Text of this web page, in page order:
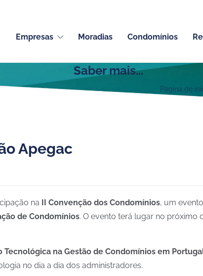
Empresas Moradias Condomínios
Saber mais...
Página de
Apegac
na II Convenção dos Condomínios, um
de Condomínios. O evento terá lugar no próximo
Tecnológica na Gestão de Condomínios em
no dia a dia dos administradores.